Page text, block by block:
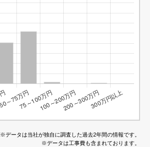
※データは当社が独自に調査した過去2年間の情報です。
※データは工事費も含まれております。